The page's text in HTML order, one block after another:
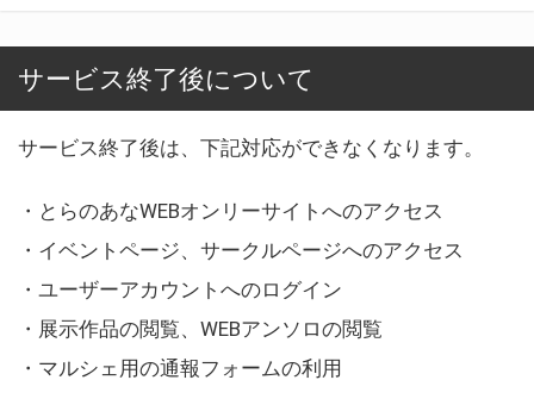
サービス終了後について
サービス終了後は、下記対応ができなくなります。
・とらのあなWEBオンリーサイトへのアクセス
・イベントページ、サークルページへのアクセス
・ユーザーアカウントへのログイン
・展示作品の閲覧、WEBアンソロの閲覧
・マルシェ用の通報フォームの利用